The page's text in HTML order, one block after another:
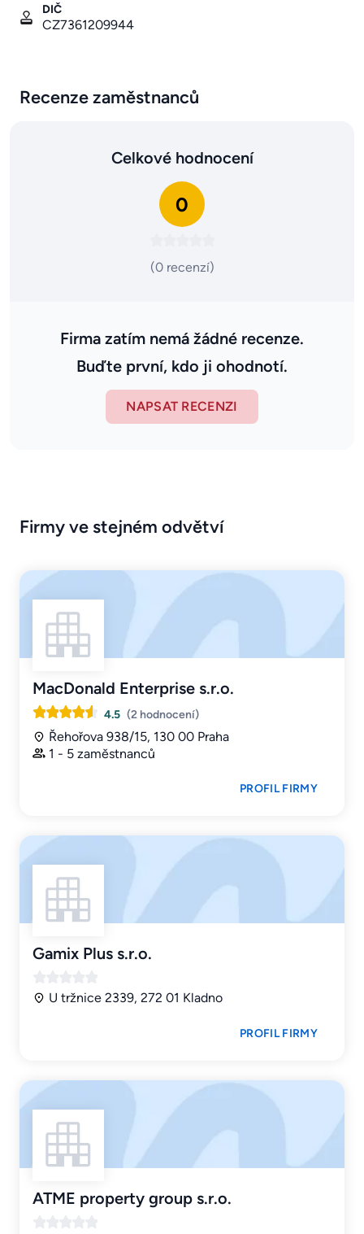
DIČ
CZ7361209944
Recenze zaměstnanců
Celkové hodnocení
0
(0 recenzí)
Firma zatím nemá žádné recenze.
Buďte první, kdo ji ohodnotí.
NAPSAT RECENZI
Firmy ve stejném odvětví
MacDonald Enterprise s.r.o.
4.5 (2 hodnocení)
Řehořova 938/15, 130 00 Praha
1 - 5 zaměstnanců
PROFIL FIRMY
Gamix Plus s.r.o.
U tržnice 2339, 272 01 Kladno
PROFIL FIRMY
ATME property group s.r.o.